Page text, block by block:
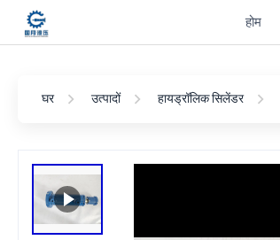
होम
घर उत्पादों हायड्रॉलिक सिलेंडर